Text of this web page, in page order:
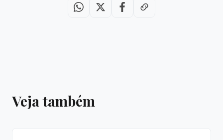
Veja também